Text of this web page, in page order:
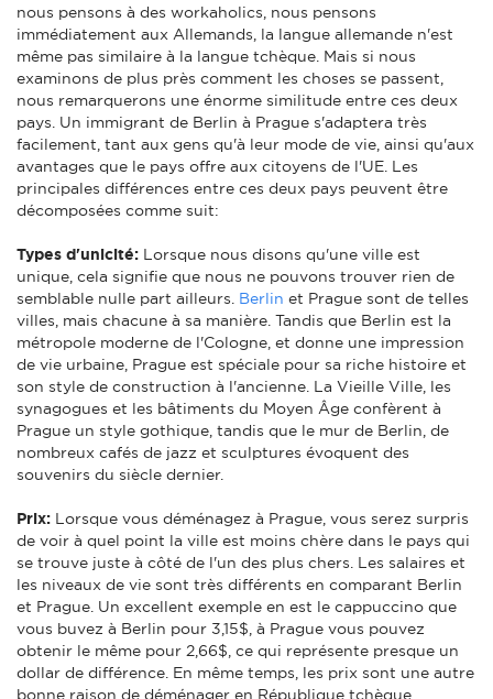
nous pensons à des workaholics, nous pensons
immédiatement aux Allemands, la langue allemande n'est
même pas similaire à la langue tchèque. Mais si nous
examinons de plus près comment les choses se passent,
nous remarquerons une énorme similitude entre ces deux
pays. Un immigrant de Berlin à Prague s'adaptera très
facilement, tant aux gens qu'à leur mode de vie, ainsi qu'aux
avantages que le pays offre aux citoyens de l'UE. Les
principales différences entre ces deux pays peuvent être
décomposées comme suit:
Types d'unicité: Lorsque nous disons qu'une ville est
unique, cela signifie que nous ne pouvons trouver rien de
semblable nulle part ailleurs. Berlin et Prague sont de telles
villes, mais chacune à sa manière. Tandis que Berlin est la
métropole moderne de l'Cologne, et donne une impression
de vie urbaine, Prague est spéciale pour sa riche histoire et
son style de construction à l'ancienne. La Vieille Ville, les
synagogues et les bâtiments du Moyen Âge confèrent à
Prague un style gothique, tandis que le mur de Berlin, de
nombreux cafés de jazz et sculptures évoquent des
souvenirs du siècle dernier.
Prix: Lorsque vous déménagez à Prague, vous serez surpris
de voir à quel point la ville est moins chère dans le pays qui
se trouve juste à côté de l'un des plus chers. Les salaires et
les niveaux de vie sont très différents en comparant Berlin
et Prague. Un excellent exemple en est le cappuccino que
vous buvez à Berlin pour 3,15$, à Prague vous pouvez
obtenir le même pour 2,66$, ce qui représente presque un
dollar de différence. En même temps, les prix sont une autre
bonne raison de déménager en République tchèque.